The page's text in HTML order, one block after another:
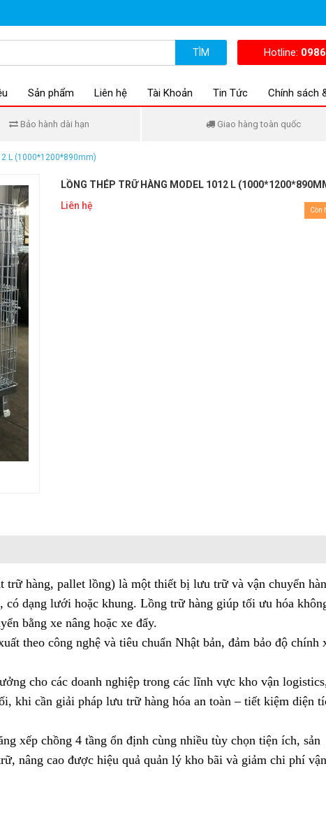
TÌM Hotline:
Sản phẩm Liên hệ Tài Khoản Tin Tức Chính sách
Bảo hành dài hạn Giao hàng toàn quốc
L (1000*1200*890mm)
LỒNG THÉP TRỮ HÀNG MODEL 1012 L
Liên hệ
Còn
trữ hàng, pallet lồng) là một thiết bị lưu trữ và vận chuyển
có dạng lưới hoặc khung. Lồng trữ hàng giúp tối ưu hóa
bằng xe nâng hoặc xe đẩy.
theo công nghệ và tiêu chuẩn Nhật bản, đảm bảo độ chính
cho các doanh nghiệp trong các lĩnh vực kho vận
khi cần giải pháp lưu trữ hàng hóa an toàn – tiết kiệm diện
xếp chồng 4 tầng ổn định cùng nhiều tùy chọn tiện ích, sản
nâng cao được hiệu quả quản lý kho bãi và giảm chi phí vận